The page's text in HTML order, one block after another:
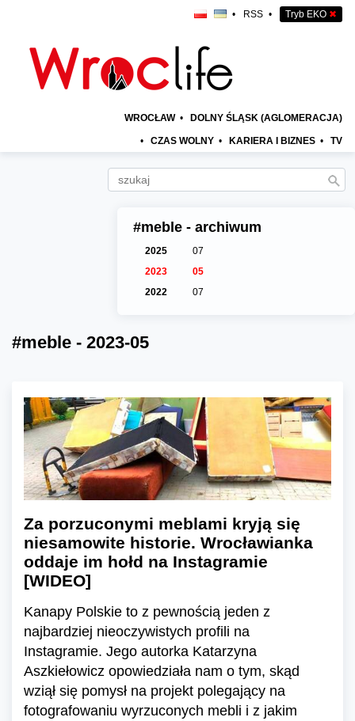
• RSS • Tryb EKO ✖
WROCŁAW • DOLNY ŚLĄSK (AGLOMERACJA)
• CZAS WOLNY • KARIERA I BIZNES • TV
#meble - archiwum
2025
07
2023
05
2022
07
#meble - 2023-05
Za porzuconymi meblami kryją się
niesamowite historie. Wrocławianka
oddaje im hołd na Instagramie
[WIDEO]
Kanapy Polskie to z pewnością jeden z
najbardziej nieoczywistych profili na
Instagramie. Jego autorka Katarzyna
Aszkiełowicz opowiedziała nam o tym, skąd
wziął się pomysł na projekt polegający na
fotografowaniu wyrzuconych mebli i z jakim